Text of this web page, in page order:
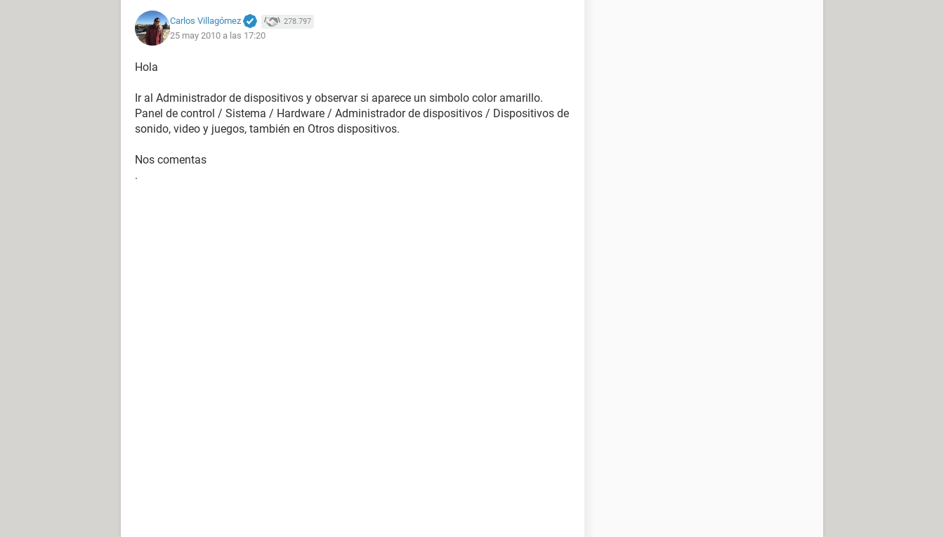
Carlos Villagómez 278.797
25 may 2010 a las 17:20
Hola
Ir al Administrador de dispositivos y observar si aparece un simbolo color amarillo.
Panel de control / Sistema / Hardware / Administrador de dispositivos / Dispositivos de
sonido, video y juegos, también en Otros dispositivos.
Nos comentas
.